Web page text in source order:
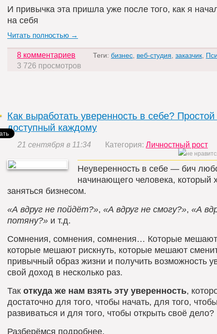
И привычка эта пришла уже после того, как я
на себя
Читать полностью →
8 комментариев Теги: бизнес веб-студия заказчик
3 726 просмотров
Как выработать уверенность в себе? Простой
доступный каждому
21 сентября в 11:34 Категория: Личностный рост
Неуверенность в себе — бич
начинающего человека, который
заняться бизнесом.
«А вдруг не пойдёт?», «А вдруг не смогу?», «А
потяну?» и т.д.
Сомнения, сомнения, сомнения… Которые мешают
которые мешают рискнуть, которые мешают
привычный образ жизни и получить возможность
свой доход в несколько раз.
Так откуда же нам взять эту уверенность,
достаточно для того, чтобы начать, для того,
развиваться и для того, чтобы открыть своё дело?
Разберёмся подробнее.